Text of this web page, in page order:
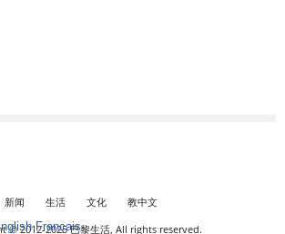
新闻 生活 文化
教中文
© 2012-2025 巴黎生活, All rights reserved.
Français